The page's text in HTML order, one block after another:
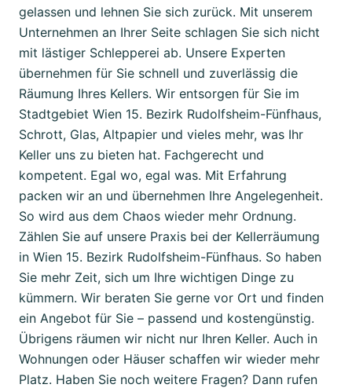
gelassen und lehnen Sie sich zurück. Mit unserem
Unternehmen an Ihrer Seite schlagen Sie sich nicht
mit lästiger Schlepperei ab. Unsere Experten
übernehmen für Sie schnell und zuverlässig die
Räumung Ihres Kellers. Wir entsorgen für Sie im
Stadtgebiet Wien 15. Bezirk Rudolfsheim-Fünfhaus,
Schrott, Glas, Altpapier und vieles mehr, was Ihr
Keller uns zu bieten hat. Fachgerecht und
kompetent. Egal wo, egal was. Mit Erfahrung
packen wir an und übernehmen Ihre Angelegenheit.
So wird aus dem Chaos wieder mehr Ordnung.
Zählen Sie auf unsere Praxis bei der Kellerräumung
in Wien 15. Bezirk Rudolfsheim-Fünfhaus. So haben
Sie mehr Zeit, sich um Ihre wichtigen Dinge zu
kümmern. Wir beraten Sie gerne vor Ort und finden
ein Angebot für Sie – passend und kostengünstig.
Übrigens räumen wir nicht nur Ihren Keller. Auch in
Wohnungen oder Häuser schaffen wir wieder mehr
Platz. Haben Sie noch weitere Fragen? Dann rufen